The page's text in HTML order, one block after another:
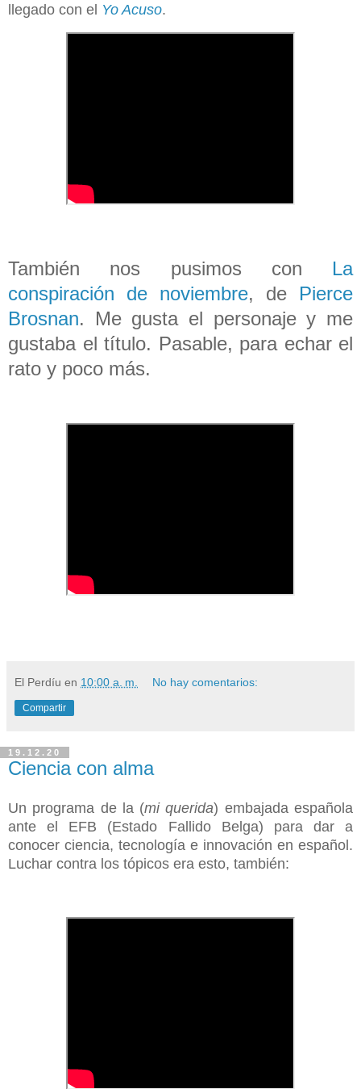
llegado con el Yo Acuso.
También nos pusimos con La
conspiración de noviembre, de Pierce
Brosnan. Me gusta el personaje y me
gustaba el título. Pasable, para echar el
rato y poco más.
El Perdíu en 10:00 a. m. No hay comentarios:
Compartir
19.12.20
Ciencia con alma
Un programa de la (mi querida) embajada española
ante el EFB (Estado Fallido Belga) para dar a
conocer ciencia, tecnología e innovación en español.
Luchar contra los tópicos era esto, también: